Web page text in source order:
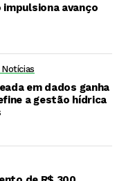
avanço
em dados ganha
a gestão hídrica